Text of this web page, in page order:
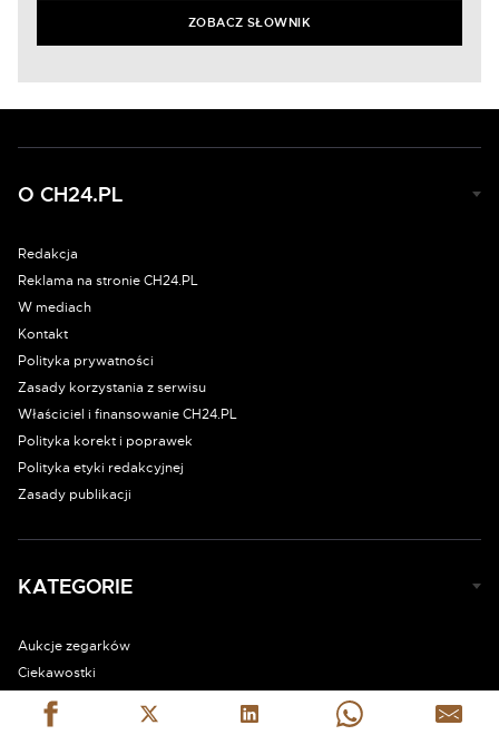
ZOBACZ SŁOWNIK
O CH24.PL
Redakcja
Reklama na stronie CH24.PL
W mediach
Kontakt
Polityka prywatności
Zasady korzystania z serwisu
Właściciel i finansowanie CH24.PL
Polityka korekt i poprawek
Polityka etyki redakcyjnej
Zasady publikacji
KATEGORIE
Aukcje zegarków
Ciekawostki
Publikacje
Rankingi